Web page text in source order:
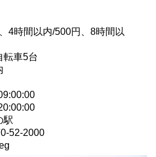
4時間以内/500円、8時間以
転車5台
駅
52-2000